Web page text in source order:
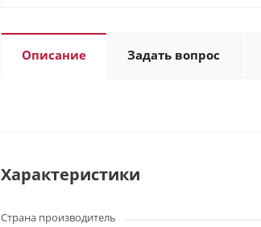
Описание Задать вопрос
Характеристики
Страна производитель